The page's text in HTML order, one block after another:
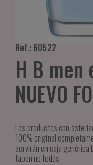
Ref.: 60522
H B
NUEVO
Los productos con
100% original
servirán en caja genérica
tapon no todos